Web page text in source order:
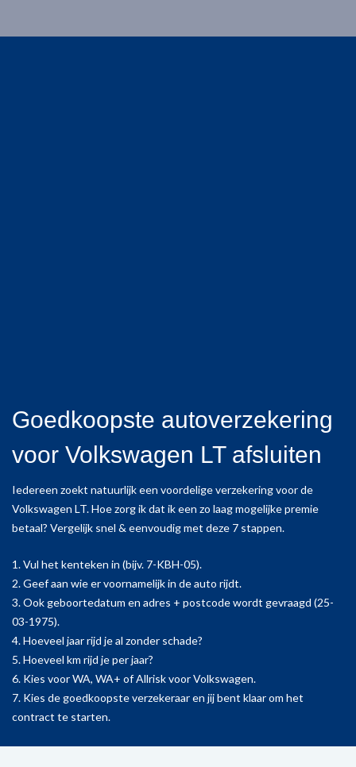
Goedkoopste autoverzekering
voor Volkswagen LT afsluiten
Iedereen zoekt natuurlijk een voordelige verzekering voor de
Volkswagen LT. Hoe zorg ik dat ik een zo laag mogelijke premie
betaal? Vergelijk snel & eenvoudig met deze 7 stappen.
1. Vul het kenteken in (bijv. 7-KBH-05).
2. Geef aan wie er voornamelijk in de auto rijdt.
3. Ook geboortedatum en adres + postcode wordt gevraagd (25-
03-1975).
4. Hoeveel jaar rijd je al zonder schade?
5. Hoeveel km rijd je per jaar?
6. Kies voor WA, WA+ of Allrisk voor Volkswagen.
7. Kies de goedkoopste verzekeraar en jij bent klaar om het
contract te starten.